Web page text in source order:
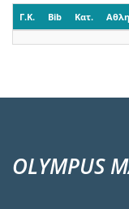
Γ.Κ. Bib Κατ.
OLYMPUS